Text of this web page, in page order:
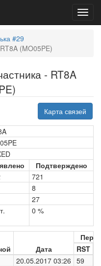
#29
(MO05PE)
- RT8A
Карта связей
Подтверждено
721
8
27
0 %
Дата
RST
20.05.2017 03:26 59